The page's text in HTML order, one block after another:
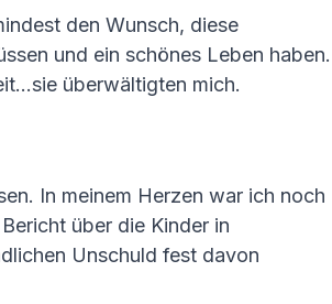
den Wunsch, diese
und ein schönes Leben haben.
überwältigten mich.
In meinem Herzen war ich noch
über die Kinder in
Unschuld fest davon